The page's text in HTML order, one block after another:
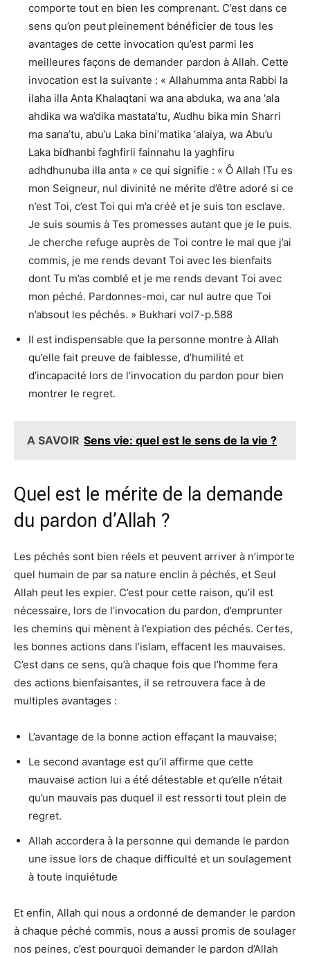
comporte tout en bien les comprenant. C’est dans ce
sens qu’on peut pleinement bénéficier de tous les
avantages de cette invocation qu’est parmi les
meilleures façons de demander pardon à Allah. Cette
invocation est la suivante : « Allahumma anta Rabbi la
ilaha illa Anta Khalaqtani wa ana abduka, wa ana ‘ala
ahdika wa wa’dika mastata’tu, A’udhu bika min Sharri
ma sana’tu, abu’u Laka bini’matika ‘alaiya, wa Abu’u
Laka bidhanbi faghfirli fainnahu la yaghfiru
adhdhunuba illa anta » ce qui signifie : « Ô Allah !Tu es
mon Seigneur, nul divinité ne mérite d’être adoré si ce
n’est Toi, c’est Toi qui m’a créé et je suis ton esclave.
Je suis soumis à Tes promesses autant que je le puis.
Je cherche refuge auprès de Toi contre le mal que j’ai
commis, je me rends devant Toi avec les bienfaits
dont Tu m’as comblé et je me rends devant Toi avec
mon péché. Pardonnes-moi, car nul autre que Toi
n’absout les péchés. » Bukhari vol7-p.588
Il est indispensable que la personne montre à Allah
qu’elle fait preuve de faiblesse, d’humilité et
d’incapacité lors de l’invocation du pardon pour bien
montrer le regret.
A SAVOIR Sens vie: quel est le sens de la vie ?
Quel est le mérite de la demande
du pardon d’Allah ?
Les péchés sont bien réels et peuvent arriver à n’importe
quel humain de par sa nature enclin à péchés, et Seul
Allah peut les expier. C’est pour cette raison, qu’il est
nécessaire, lors de l’invocation du pardon, d’emprunter
les chemins qui mènent à l’expiation des péchés. Certes,
les bonnes actions dans l’islam, effacent les mauvaises.
C’est dans ce sens, qu’à chaque fois que l’homme fera
des actions bienfaisantes, il se retrouvera face à de
multiples avantages :
L’avantage de la bonne action effaçant la mauvaise;
Le second avantage est qu’il affirme que cette
mauvaise action lui a été détestable et qu’elle n’était
qu’un mauvais pas duquel il est ressorti tout plein de
regret.
Allah accordera à la personne qui demande le pardon
une issue lors de chaque difficulté et un soulagement
à toute inquiétude
Et enfin, Allah qui nous a ordonné de demander le pardon
à chaque péché commis, nous a aussi promis de soulager
nos peines, c’est pourquoi demander le pardon d’Allah